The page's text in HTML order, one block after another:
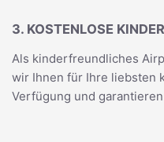
3. KOSTENLOSE
Als kinderfreundliches
wir Ihnen für Ihre liebsten
Verfügung und